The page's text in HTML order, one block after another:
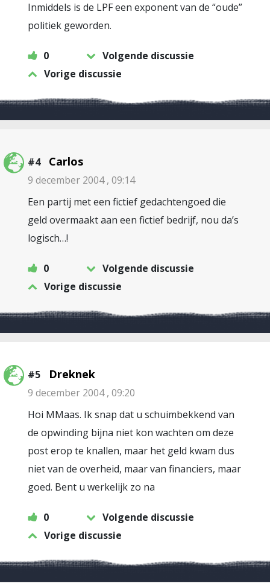
Inmiddels is de LPF een exponent van de “oude”
politiek geworden.
0
Volgende discussie
Vorige discussie
#4 Carlos
9 december 2004 , 09:14
Een partij met een fictief gedachtengoed die
geld overmaakt aan een fictief bedrijf, nou da’s
logisch…!
0
Volgende discussie
Vorige discussie
#5 Dreknek
9 december 2004 , 09:20
Hoi MMaas. Ik snap dat u schuimbekkend van
de opwinding bijna niet kon wachten om deze
post erop te knallen, maar het geld kwam dus
niet van de overheid, maar van financiers, maar
goed. Bent u werkelijk zo na
0
Volgende discussie
Vorige discussie